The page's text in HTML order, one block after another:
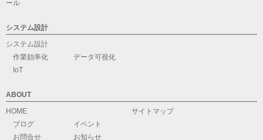
ール
システム設計
システム設計
作業効率化
データ可視化
IoT
ABOUT
HOME
ブログ
イベント
お問合せ
お知らせ
サイトマップ